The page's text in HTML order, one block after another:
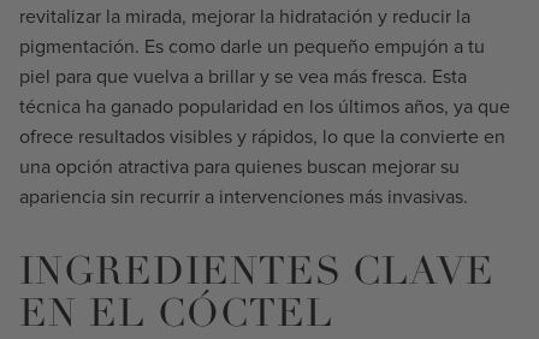
revitalizar la mirada, mejorar la hidratación y reducir la
pigmentación. Es como darle un pequeño empujón a tu
piel para que vuelva a brillar y se vea más fresca. Esta
técnica ha ganado popularidad en los últimos años, ya que
ofrece resultados visibles y rápidos, lo que la convierte en
una opción atractiva para quienes buscan mejorar su
apariencia sin recurrir a intervenciones más invasivas.
INGREDIENTES CLAVE
EN EL CÓCTEL